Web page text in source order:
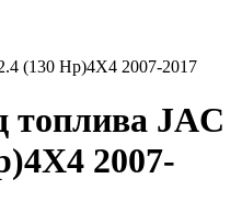
(130 Hp)4X4 2007-2017
топлива JAC
2007-